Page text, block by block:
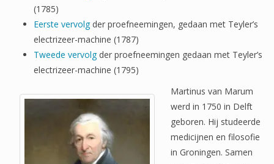
(1785)
Eerste vervolgder proefneemingen, gedaan met Teyler’s
electrizeer-machine (1787)
Tweede vervolgder proefneemingen gedaan met Teyler’s
electrizeer-machine (1795)
Martinus van Marum
werd in 1750 in Delft
geboren. Hij studeerde
medicijnen en filosofie
in Groningen. Samen